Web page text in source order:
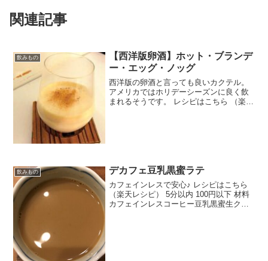
関連記事
飲みもの
【西洋版卵酒】ホット・ブランデ
ー・エッグ・ノッグ
西洋版の卵酒と言っても良いカクテル。
アメリカではホリデーシーズンに良く飲
まれるそうです。 レシピはこちら （楽天
飲みもの デカフェ豆乳黒蜜ラテ
カフェインレスで安心♪ レシピはこちら
（楽天レシピ） 5分以内 100円以下 材料
カフェインレスコーヒー豆乳黒蜜生クリ